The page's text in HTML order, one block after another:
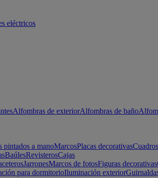
eléctricos
Alfombras de exteriorAlfombras de baño
pintados a manoMarcosPlacas decorativasCuadros
BaúlesRevisterosCajas
JarronesMarcos de fotosFiguras decorativas
para dormitorioIluminación exterior